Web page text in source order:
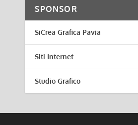
SPONSOR
SiCrea Grafica Pavia
Siti Internet
Studio Grafico